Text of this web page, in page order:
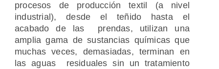
procesos de producción textil (a nivel
industrial), desde el teñido hasta el
acabado de las prendas, utilizan una
amplia gama de sustancias químicas que
muchas veces, demasiadas, terminan en
las aguas residuales sin un tratamiento